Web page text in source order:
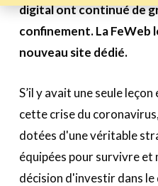
digital ont continué de
confinement. La FeWeb
nouveau site dédié.
S’il y avait une seule
cette crise du
dotées d'une véritable
équipées pour survivre et
décision d'investir dans